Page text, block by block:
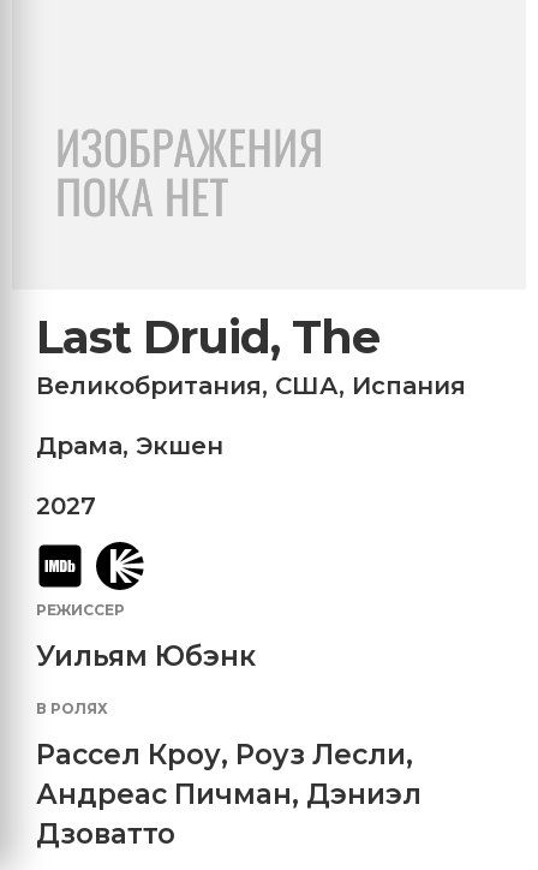
Last Druid, The
Великобритания, США, Испания
Драма, Экшен
2027
РЕЖИССЕР
Уильям Юбэнк
В РОЛЯХ
Рассел Кроу, Роуз Лесли,
Андреас Пичман, Дэниэл
Дзоватто